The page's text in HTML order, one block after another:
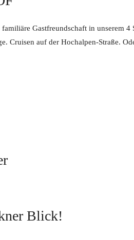
Gastfreundschaft in unserem 4
Cruisen auf der Hochalpen-Straße.
Blick!